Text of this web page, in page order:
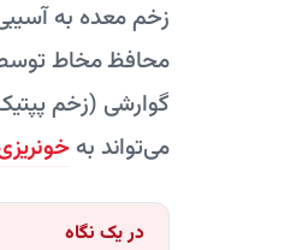
زخم معده به
محافظ مخاط توسط
گوارشی (زخم
می‌تواند به
در یک نگاه